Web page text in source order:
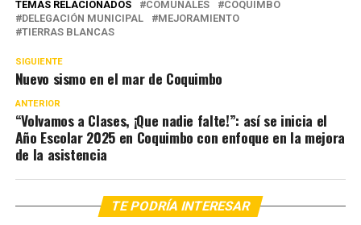
TEMAS RELACIONADOS COMUNALES
COQUIMBO
DELEGACIÓN MUNICIPAL
MEJORAMIENTO
TIERRAS BLANCAS
SIGUIENTE
Nuevo sismo en el mar de Coquimbo
ANTERIOR
“Volvamos a Clases, ¡Que nadie falte!”: así se inicia el
Año Escolar 2025 en Coquimbo con enfoque en la mejora
de la asistencia
TE PODRÍA INTERESAR